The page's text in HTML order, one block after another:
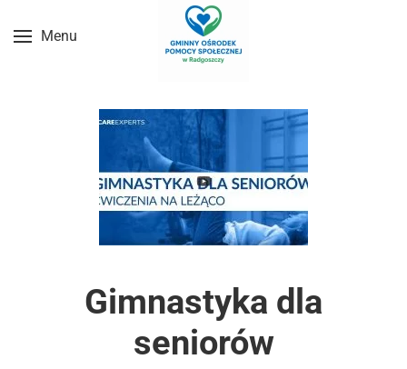
Przejdź do treści głównej
Menu
Gimnastyka dla
seniorów